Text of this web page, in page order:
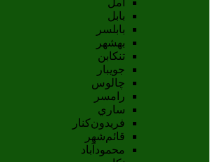
بابل
بابلسر
بهشهر
تنکابن
جويبار
چالوس
رامسر
ساري
فريدون‌کنار
قائم‌شهر
محمودآباد